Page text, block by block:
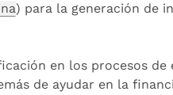
) para la generación de
en los procesos de
de ayudar en la